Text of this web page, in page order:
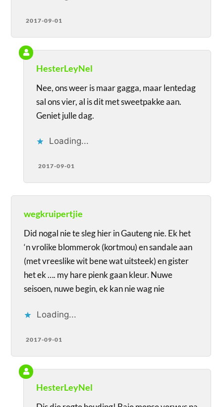
2017-09-01
HesterLeyNel
Nee, ons weer is maar gagga, maar lentedag
sal ons vier, al is dit met sweetpakke aan.
Geniet julle dag.
Loading...
2017-09-01
wegkruipertjie
Did nogal nie te sleg hier in Gauteng nie. Ek het
‘n vrolike blommerok (kortmou) en sandale aan
(met vreeslike wit bene wat uitsteek) en gister
het ek …. my hare pienk gaan kleur. Nuwe
seisoen, nuwe begin, ek kan nie wag nie
Loading...
2017-09-01
HesterLeyNel